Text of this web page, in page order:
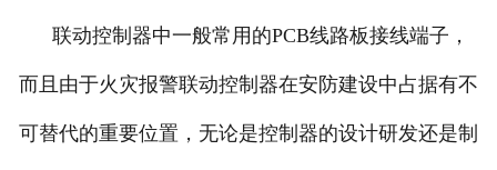
联系我们
联动控制器中一般常用的PCB线路板接线端子，
而且由于火灾报警联动控制器在安防建设中占据有不
可替代的重要位置，无论是控制器的设计研发还是制